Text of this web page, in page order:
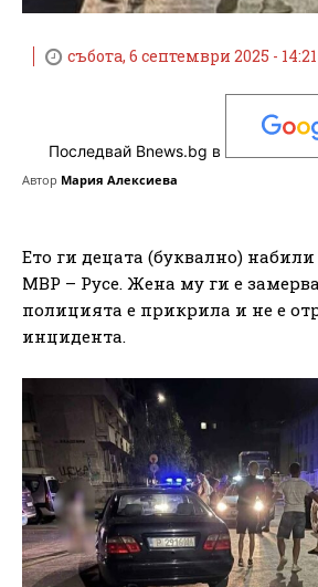
събота, 6 септември 2025 -
Последвай Bnews.bg в
Автор Мария Алексиева
Ето ги децата (буквално)
МВР – Русе. Жена му ги е
полицията е прикрила и не е
инцидента.